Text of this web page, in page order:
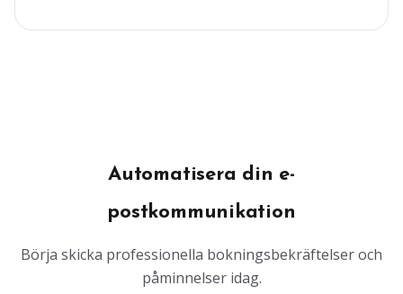
Automatisera din e-
postkommunikation
Börja skicka professionella bokningsbekräftelser och
påminnelser idag.